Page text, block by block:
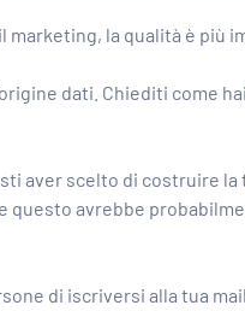
marketing, la qualità è più
dati. Chiediti come
aver scelto di costruire
questo avrebbe
di iscriversi alla tua